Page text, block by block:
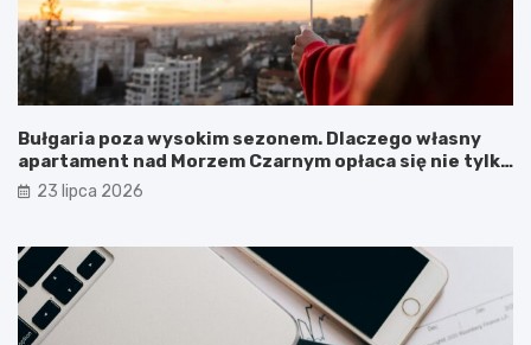
Bułgaria poza wysokim sezonem. Dlaczego własny
apartament nad Morzem Czarnym opłaca się nie tylko
latem?
23 lipca 2026